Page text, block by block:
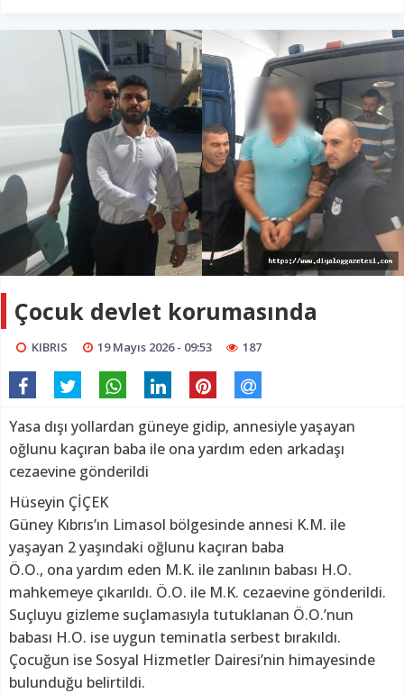
Çocuk devlet korumasında
KIBRIS 19 Mayıs 2026 - 09:53 187
Yasa dışı yollardan güneye gidip, annesiyle yaşayan
oğlunu kaçıran baba ile ona yardım eden arkadaşı
cezaevine gönderildi
Hüseyin ÇİÇEK
Güney Kıbrıs’ın Limasol bölgesinde annesi K.M. ile
yaşayan 2 yaşındaki oğlunu kaçıran baba
Ö.O., ona yardım eden M.K. ile zanlının babası H.O.
mahkemeye çıkarıldı. Ö.O. ile M.K. cezaevine gönderildi.
Suçluyu gizleme suçlamasıyla tutuklanan Ö.O.’nun
babası H.O. ise uygun teminatla serbest bırakıldı.
Çocuğun ise Sosyal Hizmetler Dairesi’nin himayesinde
bulunduğu belirtildi.